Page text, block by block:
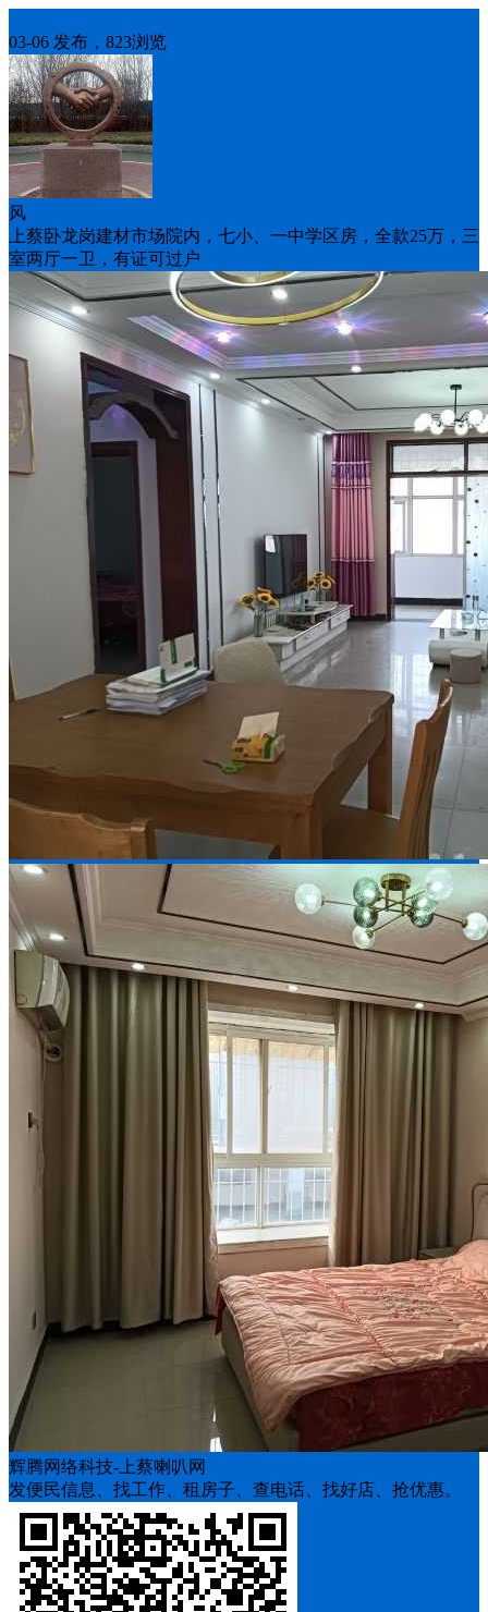
03-06 发布，823浏览
风
上蔡卧龙岗建材市场院内，七小、一中学区房，全款25万，三
室两厅一卫，有证可过户
辉腾网络科技-上蔡喇叭网
发便民信息、找工作、租房子、查电话、找好店、抢优惠。